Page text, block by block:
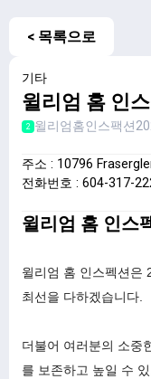
< 목록으로
기타
윌리엄 홈 인
2 윌리엄홈인스팩션
주소 : 10796
전화번호 : 604-317-
윌리엄 홈 인스
윌리엄 홈 인스펙션은
최선을 다하겠습니다.
더불어 여러분의 소중
를 보존하고 높일 수